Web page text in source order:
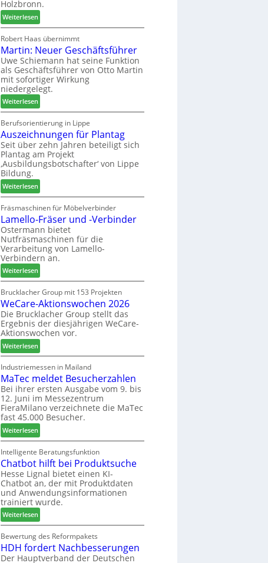
s
m
h
n
e
r
t
a
r
a
u
m
-
S
o
t
i
m
e
n
t
Holzbronn.
Weiterlesen:
H
o
m
a
g
l
ä
d
t
z
u
m
T
r
f
f
e
i
n
Robert Haas übernimmt
Martin: Neuer Geschäftsführer
Uwe Schiemann hat seine Funktion
als Geschäftsführer von Otto Martin
mit sofortiger Wirkung
niedergelegt.
Weiterlesen:
M
a
r
t
i
n
N
e
u
e
r
G
e
s
c
h
ä
f
t
s
f
ü
h
r
e
r
Berufsorientierung in Lippe
Auszeichnungen für Plantag
Seit über zehn Jahren beteiligt sich
Plantag am Projekt
‚Ausbildungsbotschafter‘ von Lippe
Bildung.
Weiterlesen:
A
u
s
z
e
i
c
h
n
u
n
g
e
n
ü
r
P
l
a
n
t
a
g
Fräsmaschinen für Möbelverbinder
Lamello-Fräser und -Verbinder
Ostermann bietet
Nutfräsmaschinen für die
Verarbeitung von Lamello-
Verbindern an.
Weiterlesen:
L
a
m
e
l
l
-
F
r
ä
s
e
r
u
n
d
-
V
e
r
b
i
n
d
e
r
Brucklacher Group mit 153 Projekten
WeCare-Aktionswochen 2026
Die Brucklacher Group stellt das
Ergebnis der diesjährigen WeCare-
Aktionswochen vor.
Weiterlesen:
W
e
C
a
r
e
-
A
k
t
i
o
n
s
w
o
c
h
e
n
Industriemessen in Mailand
MaTec meldet Besucherzahlen
Bei ihrer ersten Ausgabe vom 9. bis
12. Juni im Messezentrum
FieraMilano verzeichnete die MaTec
fast 45.000 Besucher.
Weiterlesen:
M
a
T
e
c
m
e
l
d
e
t
B
Intelligente Beratungsfunktion
Chatbot hilft bei Produktsuche
Hesse Lignal bietet einen KI-
Chatbot an, der mit Produktdaten
und Anwendungsinformationen
trainiert wurde.
Weiterlesen:
C
h
a
t
Bewertung des Reformpakets
HDH fordert Nachbesserungen
Der Hauptverband der Deutschen